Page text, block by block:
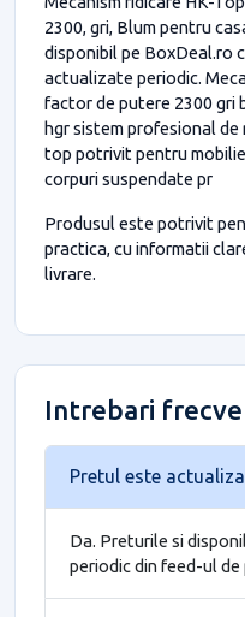
2300, gri, Blum pentru
disponibil pe BoxDeal.ro
actualizate periodic.
factor de putere 2300 gri
hgr sistem profesional
top potrivit pentru
corpuri suspendate pr
Produsul este potrivit
practica, cu informatii
livrare.
Intrebari
Pretul este
Da. Preturile si
periodic din feed-ul de